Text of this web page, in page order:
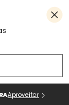
Aproveitar